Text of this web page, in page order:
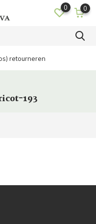
0 0
retourneren
193